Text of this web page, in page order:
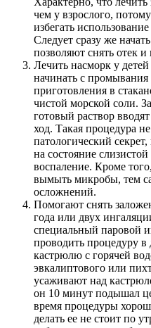
чем у взрослого,
избегать
Следует сразу же
позволяют снять отек
Лечить насморк у детей
начинать с
приготовления в
чистой морской соли.
готовый раствор
ход. Такая процедура
патологический
на состояние
воспаление. Кроме
вымыть микробы, тем
осложнений.
Помогают снять
года или двух
специальный паровой
проводить процедуру
кастрюлю с горячей
эвкалиптового или
усаживают над
он 10 минут подышал
время процедуры
делать ее не стоит по